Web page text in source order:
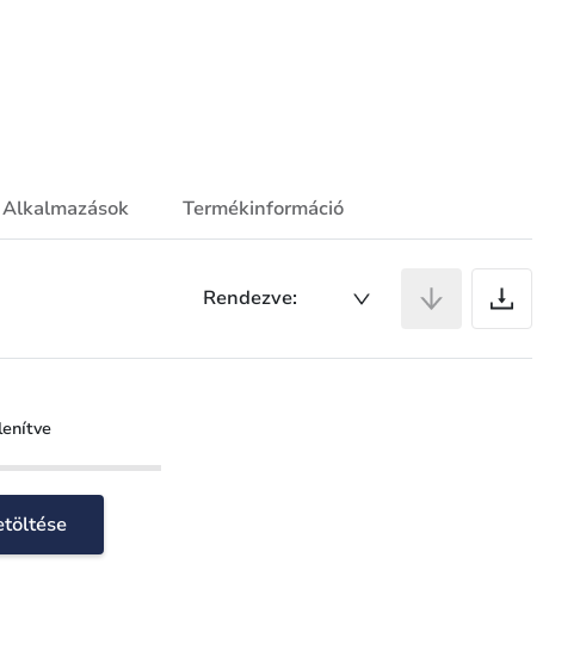
Alkalmazások Termékinformáció
Rendezve: